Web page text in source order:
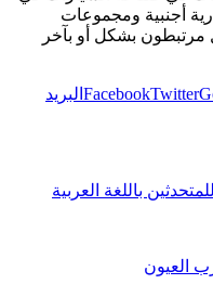
أجنبية ومجموعات
مرتبطون بشكل أو بآخر
FacebookTwitter
البريد
باللغة العربية
العيون‬